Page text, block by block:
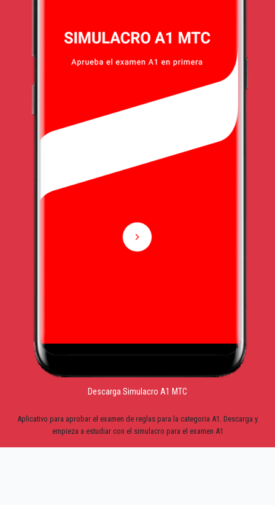
Descarga Simulacro A1 MTC
Aplicativo para aprobar el examen de reglas para la categoria A1. Descarga y
empieza a estudiar con el simulacro para el examen A1